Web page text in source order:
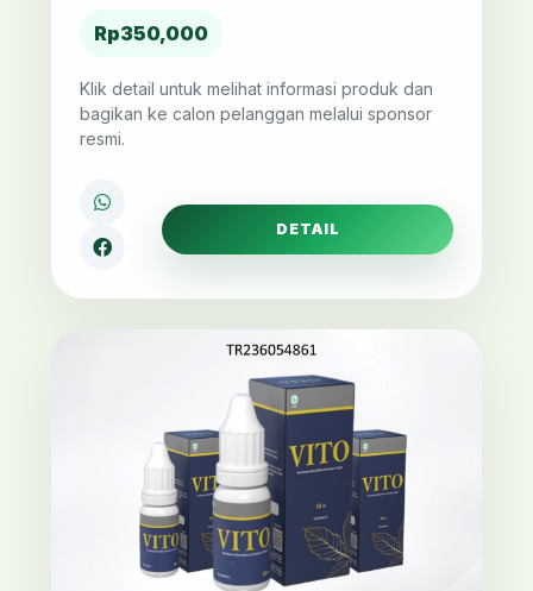
Rp350,000
Klik detail untuk melihat informasi produk dan
bagikan ke calon pelanggan melalui sponsor
resmi.
DETAIL